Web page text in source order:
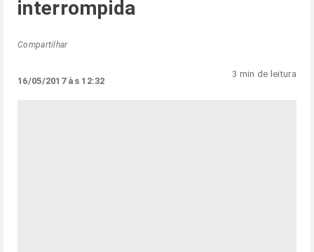
interrompida
Compartilhar
16/05/2017 às 12:32
3 min de leitura